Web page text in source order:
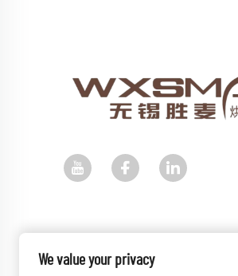
We value your privacy